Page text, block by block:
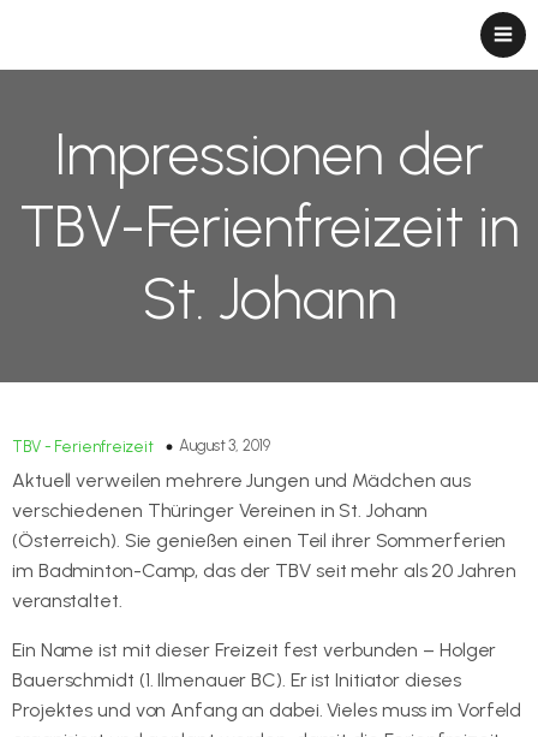
Impressionen der
TBV-Ferienfreizeit in
St. Johann
TBV - Ferienfreizeit August 3, 2019
Aktuell verweilen mehrere Jungen und Mädchen aus
verschiedenen Thüringer Vereinen in St. Johann
(Österreich). Sie genießen einen Teil ihrer Sommerferien
im Badminton-Camp, das der TBV seit mehr als 20 Jahren
veranstaltet.
Ein Name ist mit dieser Freizeit fest verbunden – Holger
Bauerschmidt (1. Ilmenauer BC). Er ist Initiator dieses
Projektes und von Anfang an dabei. Vieles muss im Vorfeld